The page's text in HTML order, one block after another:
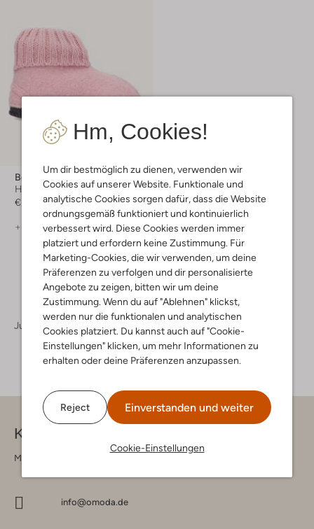
Hm, Cookies!
Um dir bestmöglich zu dienen, verwenden wir
Cookies auf unserer Website. Funktionale und
analytische Cookies sorgen dafür, dass die Website
ordnungsgemäß funktioniert und kontinuierlich
verbessert wird. Diese Cookies werden immer
platziert und erfordern keine Zustimmung. Für
Marketing-Cookies, die wir verwenden, um deine
Präferenzen zu verfolgen und dir personalisierte
Angebote zu zeigen, bitten wir um deine
Zustimmung. Wenn du auf "Ablehnen" klickst,
werden nur die funktionalen und analytischen
Cookies platziert. Du kannst auch auf "Cookie-
Einstellungen" klicken, um mehr Informationen zu
erhalten oder deine Präferenzen anzupassen.
Reject Einverstanden und weiter
Cookie-Einstellungen
Bergstein
Hausschuhe
€ 39,95
+ mehr farben
Jungen Schuhe Hausschuhe
Kontakt
Montag - Freitag 09:00 - 17:00 uur
info@omoda.de